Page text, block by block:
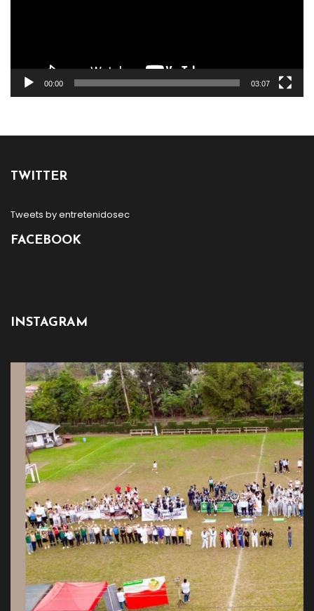
00:00 03:07
TWITTER
Tweets by entretenidosec
FACEBOOK
INSTAGRAM